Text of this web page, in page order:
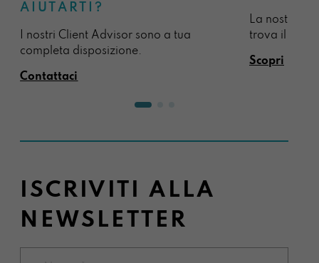
AIUTARTI?
I nostri Client Advisor sono a tua
completa disposizione.
Contattaci
La nostra
trova il
Scopri
ISCRIVITI ALLA
NEWSLETTER